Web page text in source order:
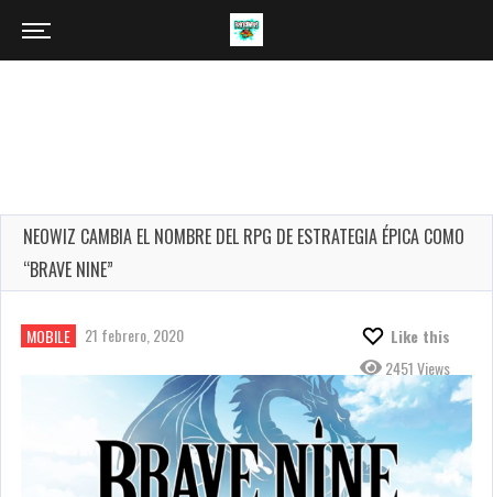
NEOWIZ CAMBIA EL NOMBRE DEL RPG DE ESTRATEGIA ÉPICA COMO
“BRAVE NINE”
MOBILE 21 febrero, 2020
Like this
2451 Views